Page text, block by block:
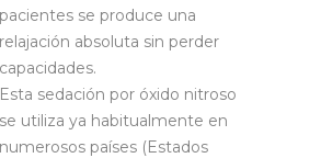
pacientes se produce una
relajación absoluta sin perder
capacidades.
Esta sedación por óxido nitroso
se utiliza ya habitualmente en
numerosos países (Estados